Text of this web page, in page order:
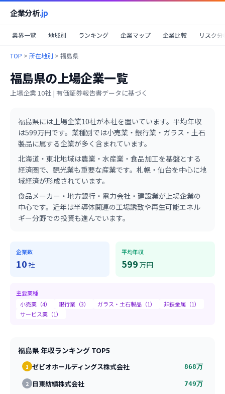
企業分析.jp
業界一覧 地域別 ランキング 企業マップ 企業比較 リスク分
TOP > 所在地別 > 福島県
福島県の上場企業一覧
上場企業10社 | 有価証券報告書データに基づく
福島県には上場企業10社が本社を置いています。 平均年収
は599万円です。 業種別では小売業・銀行業・ガラス・土石
製品に属する企業が多く含まれています。
北海道・東北地域は農業・水産業・食品加工を基盤とする
経済圏で、観光業も重要な産業です。札幌・仙台を中心に地
域経済が形成されています。
食品メーカー・地方銀行・電力会社・建設業が上場企業の
中心です。近年は半導体関連の工場誘致や再生可能エネル
ギー分野での投資も進んでいます。
企業数
10社
平均年収
599 万円
主要業種
小売業 （4） 銀行業 （3） ガラス・土石製品 （1） 非鉄金属 （1）
サービス業 （1）
福島県年収ランキング TOP5
1 ゼビオホールディングス株式会社 868万
2 日東紡績株式会社 749万